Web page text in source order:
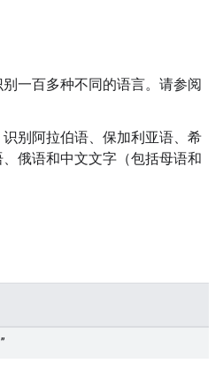
别一百多种不同的语言。请参阅
识别阿拉伯语、保加利亚语、希
俄语和中文文字（包括母语和